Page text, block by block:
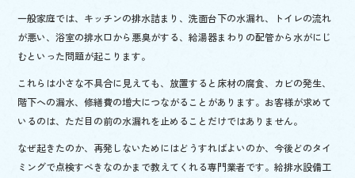
一般家庭では、キッチンの排水詰まり、洗面台下の水漏れ、トイレの流れ
が悪い、浴室の排水口から悪臭がする、給湯器まわりの配管から水がにじ
むといった問題が起こります。
これらは小さな不具合に見えても、放置すると床材の腐食、カビの発生、
階下への漏水、修繕費の増大につながることがあります。お客様が求めて
いるのは、ただ目の前の水漏れを止めることだけではありません。
なぜ起きたのか、再発しないためにはどうすればよいのか、今後どのタイ
ミングで点検すべきなのかまで教えてくれる専門業者です。給排水設備工